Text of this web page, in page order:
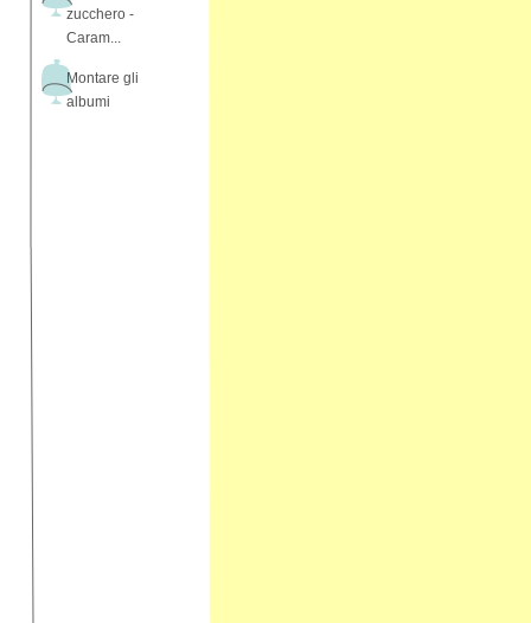
zucchero -
Caram...
Montare gli
albumi